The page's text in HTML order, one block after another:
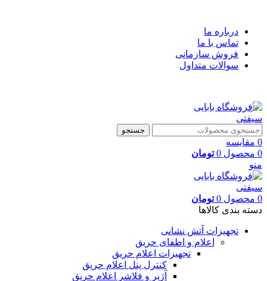
درباره ما
تماس با ما
فروش سازمانی
سوالات متداول
جستجو
0 مقایسه
0 محصول 0 تومان
منو
0 محصول 0 تومان
دسته بندی کالاها
تجهیزات آتش نشانی
اعلام و اطفای حریق
تجهیزات اعلام حریق
کنترل پنل اعلام حریق
آژیر و فلاشر اعلام حریق